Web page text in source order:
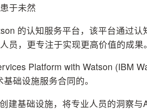
于未然
的认知服务平台，该平台通过
员，更专注于实现更高价值的成果。
Platform with Watson (IBM
础设施服务合同的。
建基础设施，将专业人员的洞察与